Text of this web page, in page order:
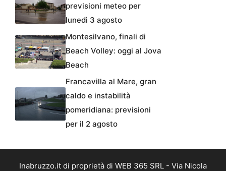
previsioni meteo per
lunedì 3 agosto
Montesilvano, finali di
Beach Volley: oggi al Jova
Beach
Francavilla al Mare, gran
caldo e instabilità
pomeridiana: previsioni
per il 2 agosto
Inabruzzo.it di proprietà di WEB 365 SRL - Via Nicola